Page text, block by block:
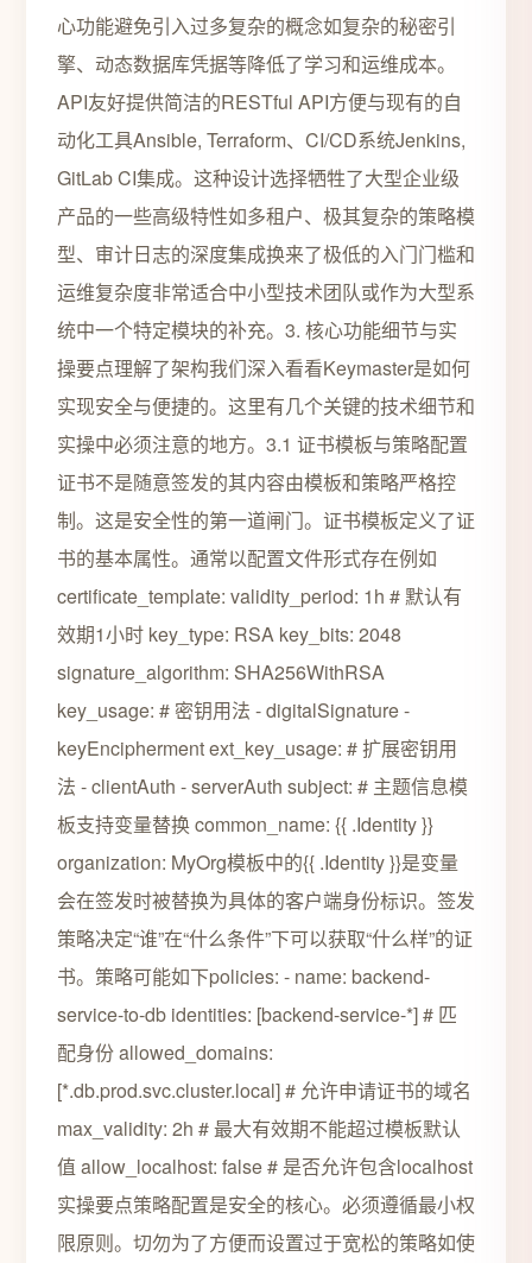
心功能避免引入过多复杂的概念如复杂的秘密引
擎、动态数据库凭据等降低了学习和运维成本。
API友好提供简洁的RESTful API方便与现有的自
动化工具Ansible, Terraform、CI/CD系统Jenkins,
GitLab CI集成。这种设计选择牺牲了大型企业级
产品的一些高级特性如多租户、极其复杂的策略模
型、审计日志的深度集成换来了极低的入门门槛和
运维复杂度非常适合中小型技术团队或作为大型系
统中一个特定模块的补充。3. 核心功能细节与实
操要点理解了架构我们深入看看Keymaster是如何
实现安全与便捷的。这里有几个关键的技术细节和
实操中必须注意的地方。3.1 证书模板与策略配置
证书不是随意签发的其内容由模板和策略严格控
制。这是安全性的第一道闸门。证书模板定义了证
书的基本属性。通常以配置文件形式存在例如
certificate_template: validity_period: 1h # 默认有
效期1小时 key_type: RSA key_bits: 2048
signature_algorithm: SHA256WithRSA
key_usage: # 密钥用法 - digitalSignature -
keyEncipherment ext_key_usage: # 扩展密钥用
法 - clientAuth - serverAuth subject: # 主题信息模
板支持变量替换 common_name: {{ .Identity }}
organization: MyOrg模板中的{{ .Identity }}是变量
会在签发时被替换为具体的客户端身份标识。签发
策略决定“谁”在“什么条件”下可以获取“什么样”的证
书。策略可能如下policies: - name: backend-
service-to-db identities: [backend-service-*] # 匹
配身份 allowed_domains:
[*.db.prod.svc.cluster.local] # 允许申请证书的域名
max_validity: 2h # 最大有效期不能超过模板默认
值 allow_localhost: false # 是否允许包含localhost
实操要点策略配置是安全的核心。必须遵循最小权
限原则。切勿为了方便而设置过于宽松的策略如使